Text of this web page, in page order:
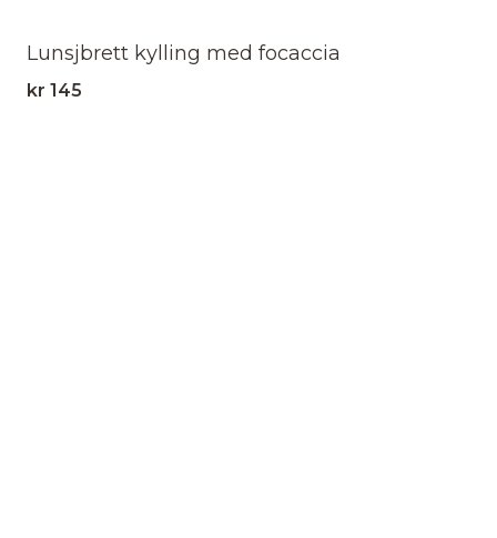
Lunsjbrett kylling med focaccia
kr 145